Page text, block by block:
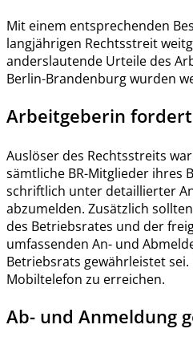
Mit einem entsprechenden
langjährigen Rechtsstreit
anderslautende Urteile des
Berlin-Brandenburg wurden
Arbeitgeberin
Auslöser des Rechtsstreits
sämtliche BR-Mitglieder ihres
schriftlich unter detaillierter
abzumelden. Zusätzlich
des Betriebsrates und der
umfassenden An- und
Betriebsrats gewährleistet
Mobiltelefon zu erreichen.
Ab- und Anmeldung